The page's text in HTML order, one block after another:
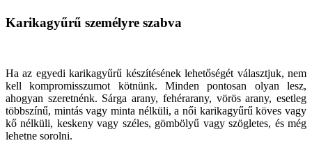
Karikagyűrű személyre szabva
Ha az egyedi karikagyűrű készítésének lehetőségét választjuk, nem
kell kompromisszumot kötnünk. Minden pontosan olyan lesz,
ahogyan szeretnénk. Sárga arany, fehérarany, vörös arany, esetleg
többszínű, mintás vagy minta nélküli, a női karikagyűrű köves vagy
kő nélküli, keskeny vagy széles, gömbölyű vagy szögletes, és még
lehetne sorolni.